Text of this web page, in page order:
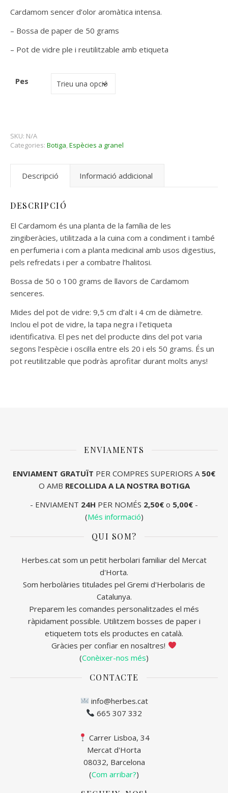
Cardamom sencer d’olor aromàtica intensa.
– Bossa de paper de 50 grams
– Pot de vidre ple i reutilitzable amb etiqueta
Pes
SKU: N/A
Categories: Botiga,Espècies a granel
Descripció Informació addicional
DESCRIPCIÓ
El Cardamom és una planta de la família de les
zingiberàcies, utilitzada a la cuina com a condiment i també
en perfumeria i com a planta medicinal amb usos digestius,
pels refredats i per a combatre l’halitosi.
Bossa de 50 o 100 grams de llavors de Cardamom
senceres.
Mides del pot de vidre: 9,5 cm d’alt i 4 cm de diàmetre.
Inclou el pot de vidre, la tapa negra i l’etiqueta
identificativa. El pes net del producte dins del pot varia
segons l’espècie i oscil·la entre els 20 i els 50 grams. És un
pot reutilitzable que podràs aprofitar durant molts anys!
ENVIAMENTS
ENVIAMENT GRATUÏT PER COMPRES SUPERIORS A 50€
O AMB RECOLLIDA A LA NOSTRA BOTIGA
- ENVIAMENT 24H PER NOMÉS 2,50€ o 5,00€ -
(Més informació)
QUI SOM?
Herbes.cat som un petit herbolari familiar del Mercat
d'Horta.
Som herbolàries titulades pel Gremi d'Herbolaris de
Catalunya.
Preparem les comandes personalitzades el més
ràpidament possible. Utilitzem bosses de paper i
etiquetem tots els productes en català.
Gràcies per confiar en nosaltres!
(Conèixer-nos més)
CONTACTE
info@herbes.cat
665 307 332
Carrer Lisboa, 34
Mercat d'Horta
08032, Barcelona
(Com arribar?)